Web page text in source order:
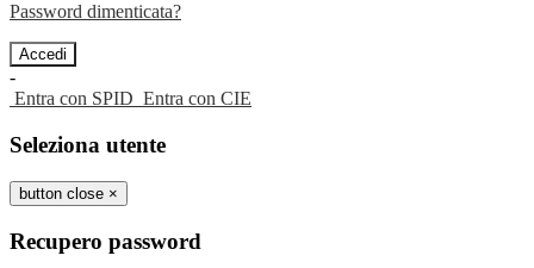
Password dimenticata?
-
Entra con SPID Entra con CIE
Seleziona utente
button close ×
Recupero password